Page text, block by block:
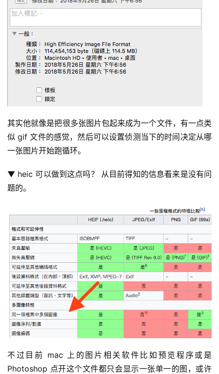
其实他就像是把很多张图片包起来成为一个文件，有一点类
似 gif 文件的感觉，然后可以设置侦测当下的时间决定从哪
一张图片开始跑循环。
▼ heic 可以做到这点吗？ 从目前得知的信息看来是没有问
题的。
不过目前 mac 上的图片相关软件比如预览程序或是
Photoshop 点开这个文件都只会显示一张单一的图，或许